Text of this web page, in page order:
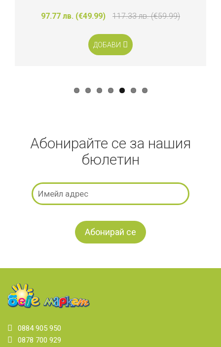
97.77 лв. (€49.99) 117.33 лв. (€59.99)
ДОБАВИ
Абонирайте се за нашия
бюлетин
0884 905 950
0878 700 929